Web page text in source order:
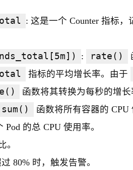
: 这是一个 Counter 指标
: rate()
指标的平均增长率。由于
函数将其转换为每秒的增长
sum() 函数将所有容器的
的总 CPU 使用率。
。
80% 时，触发告警。